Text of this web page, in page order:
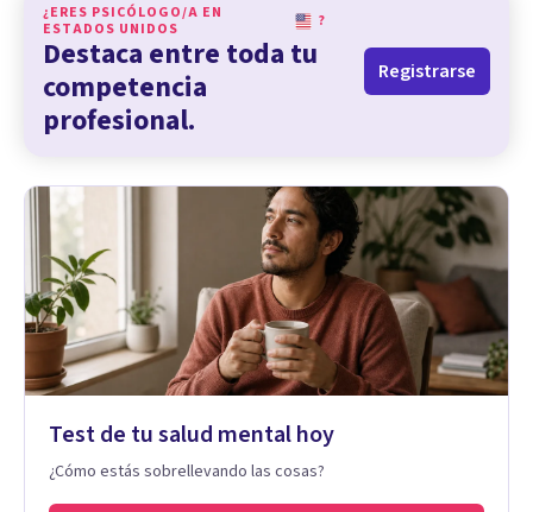
¿ERES PSICÓLOGO/A EN
ESTADOS UNIDOS
?
Destaca entre toda tu
competencia
profesional.
Registrarse
Test de tu salud mental hoy
¿Cómo estás sobrellevando las cosas?